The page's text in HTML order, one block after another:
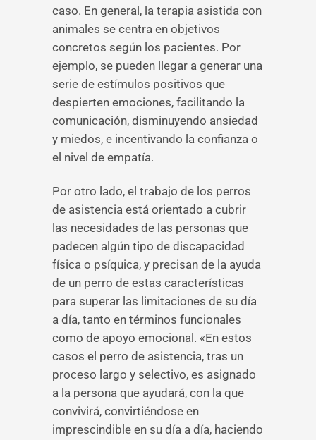
caso. En general, la terapia asistida con
animales se centra en objetivos
concretos según los pacientes. Por
ejemplo, se pueden llegar a generar una
serie de estímulos positivos que
despierten emociones, facilitando la
comunicación, disminuyendo ansiedad
y miedos, e incentivando la confianza o
el nivel de empatía.
Por otro lado, el trabajo de los perros
de asistencia está orientado a cubrir
las necesidades de las personas que
padecen algún tipo de discapacidad
física o psíquica, y precisan de la ayuda
de un perro de estas características
para superar las limitaciones de su día
a día, tanto en términos funcionales
como de apoyo emocional. «En estos
casos el perro de asistencia, tras un
proceso largo y selectivo, es asignado
a la persona que ayudará, con la que
convivirá, convirtiéndose en
imprescindible en su día a día, haciendo